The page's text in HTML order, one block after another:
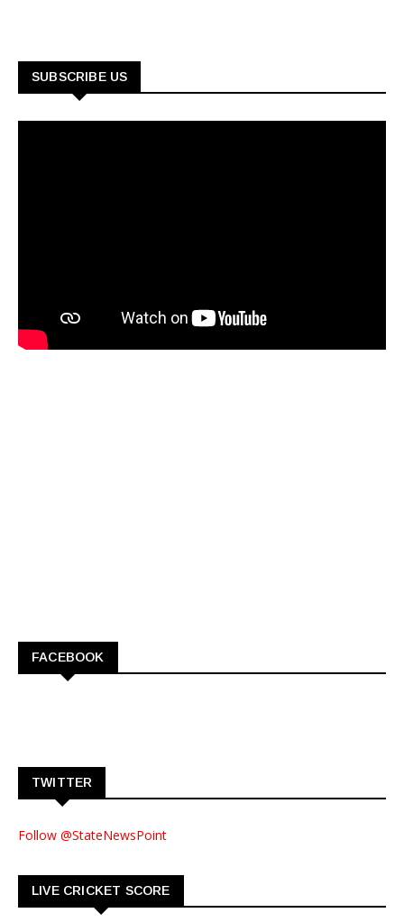
SUBSCRIBE US
FACEBOOK
TWITTER
Follow @StateNewsPoint
LIVE CRICKET SCORE